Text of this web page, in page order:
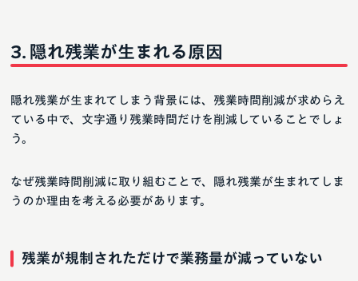
隠れ残業が生まれる原因
隠れ残業が生まれてしまう背景には、残業時間削減が求めらえ
ている中で、文字通り残業時間だけを削減していることでしょ
う。
なぜ残業時間削減に取り組むことで、隠れ残業が生まれてしま
うのか理由を考える必要があります。
残業が規制されただけで業務量が減っていない